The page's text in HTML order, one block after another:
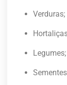
Verduras;
Legumes;